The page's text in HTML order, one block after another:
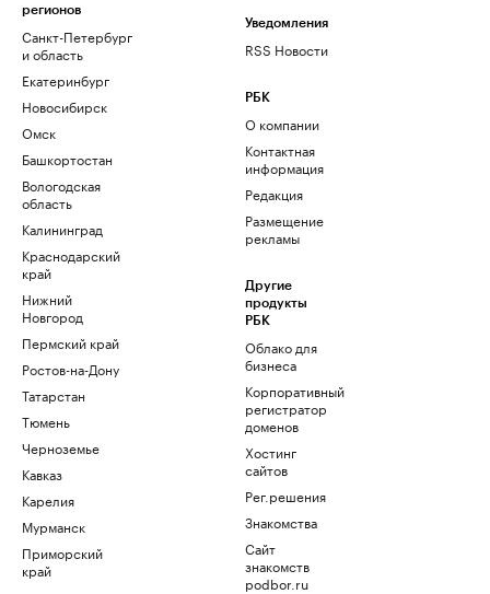
регионов
Санкт-Петербург
и область
Екатеринбург
Новосибирск
Омск
Башкортостан
Вологодская
область
Калининград
Краснодарский
край
Нижний
Новгород
Пермский край
Ростов-на-Дону
Татарстан
Тюмень
Черноземье
Кавказ
Карелия
Мурманск
Приморский
край
Уведомления
RSS Новости
РБК
О компании
Контактная
информация
Редакция
Размещение
рекламы
Другие
продукты
РБК
Облако для
бизнеса
Корпоративный
регистратор
доменов
Хостинг
сайтов
Рег.решения
Знакомства
Сайт
знакомств
podbor.ru